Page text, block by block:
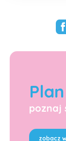
poznaj
zobacz